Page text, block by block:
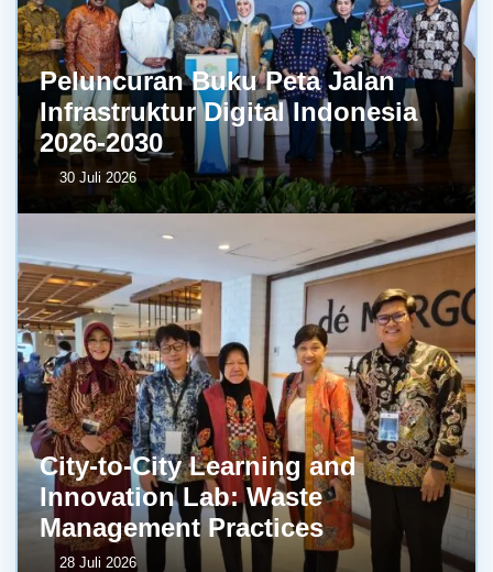
Peluncuran Buku Peta Jalan
Infrastruktur Digital Indonesia
2026-2030
30 Juli 2026
City-to-City Learning and
Innovation Lab: Waste
Management Practices
28 Juli 2026